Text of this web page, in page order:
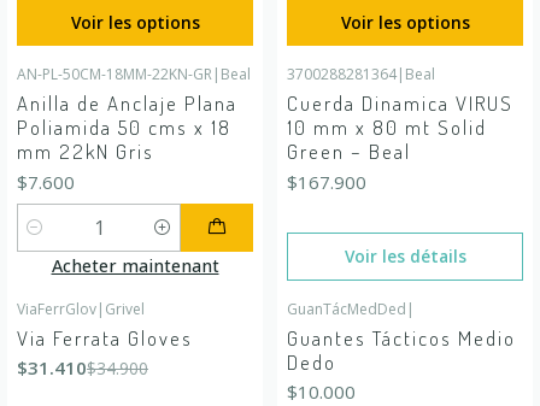
Voir les options
Voir les options
AN-PL-50CM-18MM-22KN-GR| Beal
Anilla de Anclaje Plana
Poliamida 50 cms x 18
mm 22kN Gris
$7.600
Quantité
Acheter maintenant
En rupture de stock
3700288281364| Beal
Cuerda Dinamica VIRUS
10 mm x 80 mt Solid
Green – Beal
$167.900
Voir les détails
DÉSACTIVÉ
ViaFerrGlov| Grivel
Via Ferrata Gloves
$31.410$34.900
GuanTácMedDed |
Guantes Tácticos Medio
Dedo
$10.000